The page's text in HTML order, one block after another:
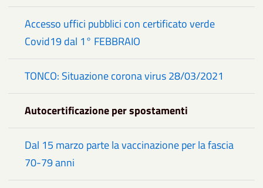
Accesso uffici pubblici con certificato verde
Covid19 dal 1° FEBBRAIO
TONCO: Situazione corona virus 28/03/2021
Autocertificazione per spostamenti
Dal 15 marzo parte la vaccinazione per la fascia
70-79 anni